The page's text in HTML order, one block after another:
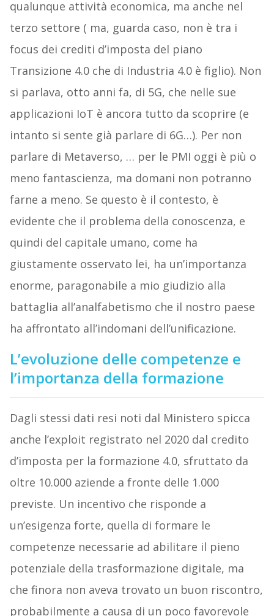
qualunque attività economica, ma anche nel
terzo settore ( ma, guarda caso, non è tra i
focus dei crediti d’imposta del piano
Transizione 4.0 che di Industria 4.0 è figlio). Non
si parlava, otto anni fa, di 5G, che nelle sue
applicazioni IoT è ancora tutto da scoprire (e
intanto si sente già parlare di 6G…). Per non
parlare di Metaverso, … per le PMI oggi è più o
meno fantascienza, ma domani non potranno
farne a meno. Se questo è il contesto, è
evidente che il problema della conoscenza, e
quindi del capitale umano, come ha
giustamente osservato lei, ha un’importanza
enorme, paragonabile a mio giudizio alla
battaglia all’analfabetismo che il nostro paese
ha affrontato all’indomani dell’unificazione.
L’evoluzione delle competenze e
l’importanza della formazione
Dagli stessi dati resi noti dal Ministero spicca
anche l’exploit registrato nel 2020 dal credito
d’imposta per la formazione 4.0, sfruttato da
oltre 10.000 aziende a fronte delle 1.000
previste. Un incentivo che risponde a
un’esigenza forte, quella di formare le
competenze necessarie ad abilitare il pieno
potenziale della trasformazione digitale, ma
che finora non aveva trovato un buon riscontro,
probabilmente a causa di un poco favorevole